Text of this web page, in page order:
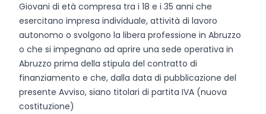
Giovani di età compresa tra i 18 e i 35 anni che
esercitano impresa individuale, attività di lavoro
autonomo o svolgono la libera professione in Abruzzo
o che si impegnano ad aprire una sede operativa in
Abruzzo prima della stipula del contratto di
finanziamento e che, dalla data di pubblicazione del
presente Avviso, siano titolari di partita IVA (nuova
costituzione)